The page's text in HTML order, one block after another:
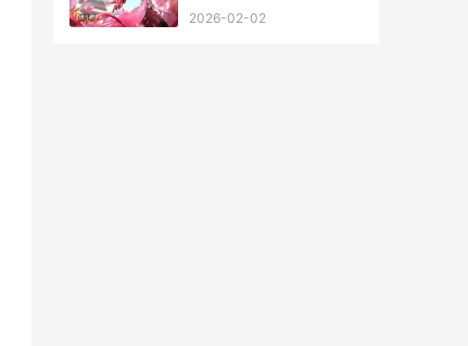
红收割者美学的纠缠中
2026-02-02